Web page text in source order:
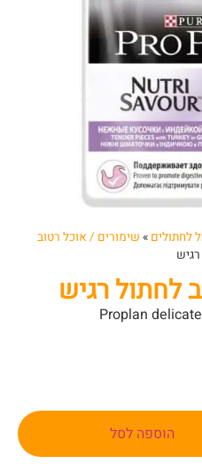
לחתולים » שימורים / אוכל רטוב
לחתול רגיש
Proplan
הוספה לסל